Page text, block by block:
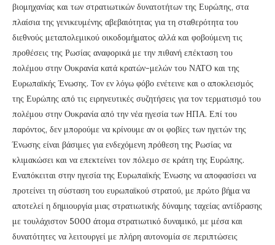
βιομηχανίας και των στρατιωτικών δυνατοτήτων της Ευρώπης, στα
πλαίσια της γενικευμένης αβεβαιότητας για τη σταθερότητα του
διεθνούς μεταπολεμικού οικοδομήματος αλλά και φοβούμενη τις
προθέσεις της Ρωσίας αναφορικά με την πιθανή επέκταση του
πολέμου στην Ουκρανία κατά κρατών-μελών του ΝΑΤΟ και της
Ευρωπαϊκής Ένωσης. Τον εν λόγω φόβο ενέτεινε και ο αποκλεισμός
της Ευρώπης από τις ειρηνευτικές συζητήσεις για τον τερματισμό του
πολέμου στην Ουκρανία από την νέα ηγεσία των ΗΠΑ. Επί του
παρόντος, δεν μπορούμε να κρίνουμε αν οι φοβίες των ηγετών της
Ένωσης είναι βάσιμες για ενδεχόμενη πρόθεση της Ρωσίας να
κλιμακώσει και να επεκτείνει τον πόλεμο σε κράτη της Ευρώπης.
Εναπόκειται στην ηγεσία της Ευρωπαϊκής Ένωσης να αποφασίσει να
προτείνει τη σύσταση του ευρωπαϊκού στρατού, με πρώτο βήμα να
αποτελεί η δημιουργία μιας στρατιωτικής δύναμης ταχείας αντίδρασης
με τουλάχιστον 5000 άτομα στρατιωτικό δυναμικό, με μέσα και
δυνατότητες να λειτουργεί με πλήρη αυτονομία σε περιπτώσεις